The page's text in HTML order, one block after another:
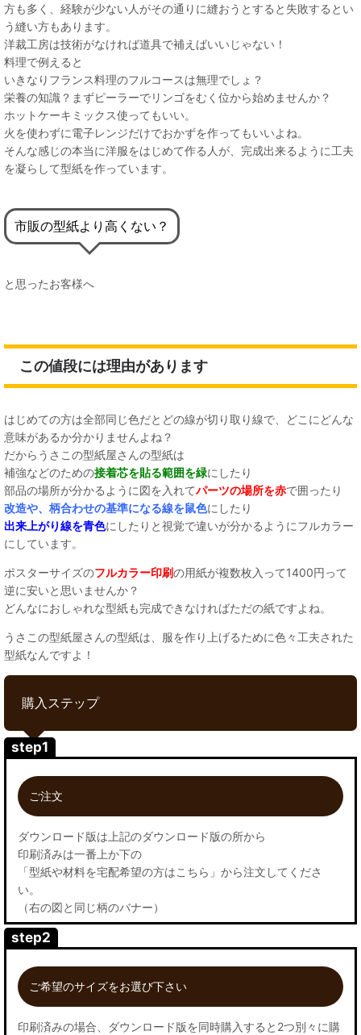
方も多く、経験が少ない人がその通りに縫おうとすると失敗するとい
う縫い方もあります。
洋裁工房は技術がなければ道具で補えばいいじゃない！
料理で例えると
いきなりフランス料理のフルコースは無理でしょ？
栄養の知識？まずピーラーでリンゴをむく位から始めませんか？
ホットケーキミックス使ってもいい。
火を使わずに電子レンジだけでおかずを作ってもいいよね。
そんな感じの本当に洋服をはじめて作る人が、完成出来るように工夫
を凝らして型紙を作っています。
市販の型紙より高くない？
と思ったお客様へ
この値段には理由があります
はじめての方は全部同じ色だとどの線が切り取り線で、どこにどんな
意味があるか分かりませんよね？
だからうさこの型紙屋さんの型紙は
補強などのための接着芯を貼る範囲を緑にしたり
部品の場所が分かるように図を入れてパーツの場所を赤で囲ったり
改造や、柄合わせの基準になる線を鼠色にしたり
出来上がり線を青色にしたりと視覚で違いが分かるようにフルカラー
にしています。
ポスターサイズのフルカラー印刷の用紙が複数枚入って1400円って
逆に安いと思いませんか？
どんなにおしゃれな型紙も完成できなければただの紙ですよね。
うさこの型紙屋さんの型紙は、服を作り上げるために色々工夫された
型紙なんですよ！
購入ステップ
step1
ご注文
ダウンロード版は上記のダウンロード版の所から
印刷済みは一番上か下の
「型紙や材料を宅配希望の方はこちら」から注文してくださ
い。
（右の図と同じ柄のバナー）
step2
ご希望のサイズをお選び下さい
印刷済みの場合、ダウンロード版を同時購入すると2つ別々に購